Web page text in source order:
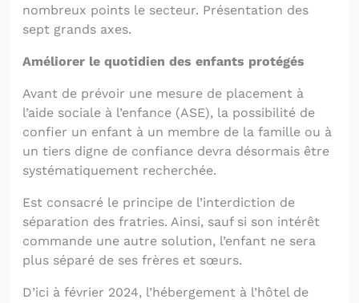
nombreux points le secteur. Présentation des
sept grands axes.
Améliorer le quotidien des enfants protégés
Avant de prévoir une mesure de placement à
l’aide sociale à l’enfance (ASE), la possibilité de
confier un enfant à un membre de la famille ou à
un tiers digne de confiance devra désormais être
systématiquement recherchée.
Est consacré le principe de l’interdiction de
séparation des fratries. Ainsi, sauf si son intérêt
commande une autre solution, l’enfant ne sera
plus séparé de ses frères et sœurs.
D’ici à février 2024, l’hébergement à l’hôtel de